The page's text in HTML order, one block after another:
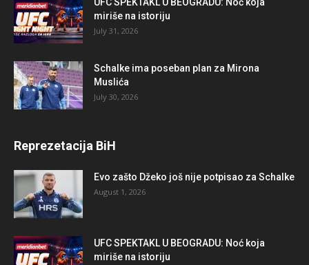
UFC SPEKTAKL U BEOGRADU: Noć koja
miriše na istoriju
July 31, 2026
Schalke ima poseban plan za Mirona
Muslića
July 30, 2026
Reprezetacija BiH
Evo zašto Džeko još nije potpisao za Schalke
August 1, 2026
UFC SPEKTAKL U BEOGRADU: Noć koja
miriše na istoriju